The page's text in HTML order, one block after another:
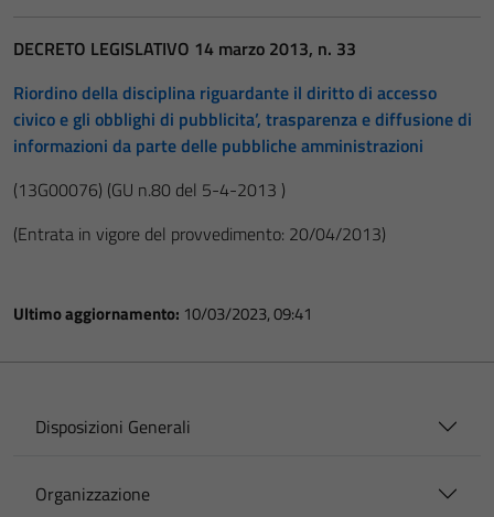
DECRETO LEGISLATIVO 14 marzo 2013, n. 33
Riordino della disciplina riguardante il diritto di accesso
civico e gli obblighi di pubblicita’, trasparenza e diffusione di
informazioni da parte delle pubbliche amministrazioni
(13G00076) (GU n.80 del 5-4-2013 )
(Entrata in vigore del provvedimento: 20/04/2013)
Ultimo aggiornamento: 10/03/2023, 09:41
Disposizioni Generali
Organizzazione